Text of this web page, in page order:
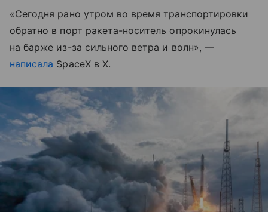
«Сегодня рано утром во время транспортировки
обратно в порт ракета-носитель опрокинулась
на барже из-за сильного ветра и волн», —
написала SpaceX в X.